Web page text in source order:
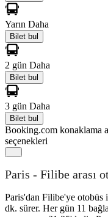
Yarın Daha
Bilet bul
2 gün Daha
Bilet bul
3 gün Daha
Bilet bul
Booking.com konaklama
seçenekleri
Paris - Filibe arası
Paris'dan Filibe'ye
dk. sürer. Her gün 11